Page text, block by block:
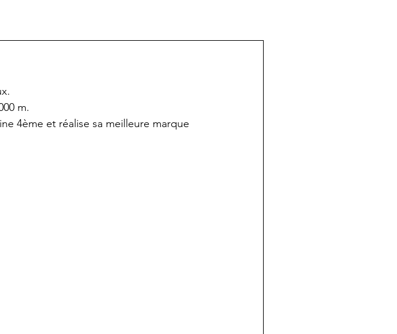
m.
4ème et réalise sa meilleure marque